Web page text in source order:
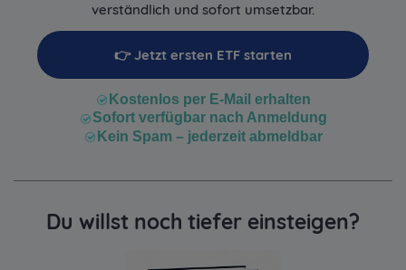
verständlich und sofort umsetzbar.
👉 Jetzt ersten ETF starten
Kostenlos per E-Mail erhalten
Sofort verfügbar nach Anmeldung
Kein Spam – jederzeit abmeldbar
Du willst noch tiefer einsteigen?